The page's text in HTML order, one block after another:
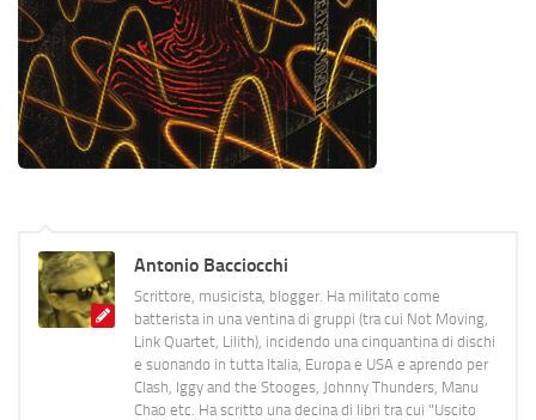
Antonio Bacciocchi
Scrittore, musicista, blogger. Ha militato come
batterista in una ventina di gruppi (tra cui Not Moving,
Link Quartet, Lilith), incidendo una cinquantina di dischi
e suonando in tutta Italia, Europa e USA e aprendo per
Clash, Iggy and the Stooges, Johnny Thunders, Manu
Chao etc. Ha scritto una decina di libri tra cui "Uscito